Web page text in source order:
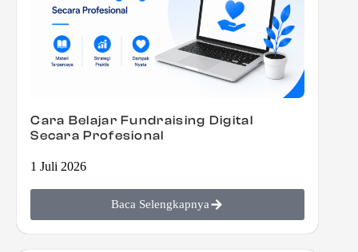
Cara Belajar Fundraising Digital
Secara Profesional
1 Juli 2026
Baca Selengkapnya